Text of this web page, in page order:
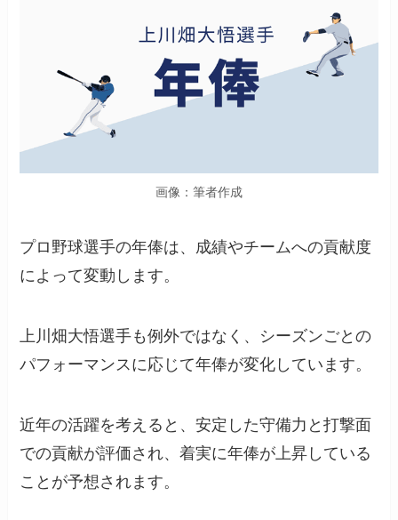
画像：筆者作成
プロ野球選手の年俸は、成績やチームへの貢献度
によって変動します。
上川畑大悟選手も例外ではなく、シーズンごとの
パフォーマンスに応じて年俸が変化しています。
近年の活躍を考えると、安定した守備力と打撃面
での貢献が評価され、着実に年俸が上昇している
ことが予想されます。